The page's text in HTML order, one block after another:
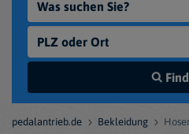
pedalantrieb.de Bekleidung